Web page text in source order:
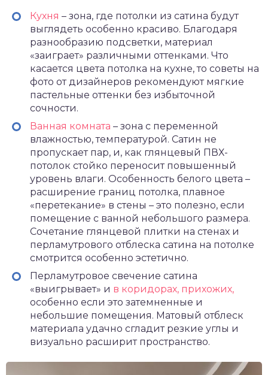
Кухня – зона, где потолки из сатина будут
выглядеть особенно красиво. Благодаря
разнообразию подсветки, материал
«заиграет» различными оттенками. Что
касается цвета потолка на кухне, то советы на
фото от дизайнеров рекомендуют мягкие
пастельные оттенки без избыточной
сочности.
Ванная комната – зона с переменной
влажностью, температурой. Сатин не
пропускает пар, и, как глянцевый ПВХ-
потолок стойко переносит повышенный
уровень влаги. Особенность белого цвета –
расширение границ потолка, плавное
«перетекание» в стены – это полезно, если
помещение с ванной небольшого размера.
Сочетание глянцевой плитки на стенах и
перламутрового отблеска сатина на потолке
смотрится особенно эстетично.
Перламутровое свечение сатина
«выигрывает» и в коридорах, прихожих,
особенно если это затемненные и
небольшие помещения. Матовый отблеск
материала удачно сгладит резкие углы и
визуально расширит пространство.